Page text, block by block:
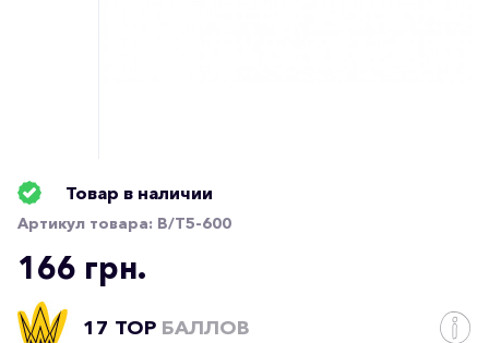
Товар в наличии
Артикул товара: В/T5-600
166 грн.
17 TOP БАЛЛОВ